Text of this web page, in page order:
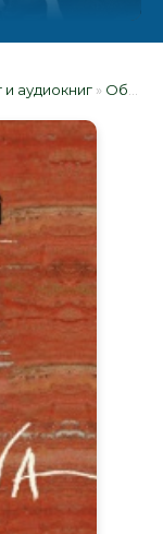
аудиокниг » Облако тегов